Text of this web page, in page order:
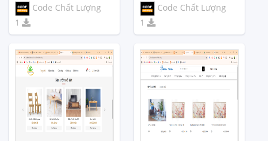
Code Chất Lượng
1
Code Chất Lượng
1